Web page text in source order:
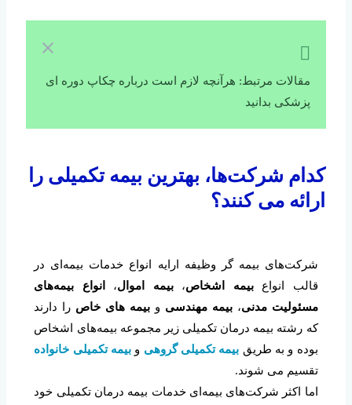
مقالات مرتبط: هرآنچه لازم است درباره چکاپ دوره ای
پزشکی بدانید
کدام شرکت‌ها، بهترین بیمه تکمیلی را
ارائه می کنند؟
شرکت‌های بیمه گر وظیفه ارایه انواع خدمات بیمه‌ای در
قالب انواعبیمه اشخاص،بیمه اموال،
انواع بیمه‌های
مسئولیت مدنی،بیمه مهندسی و بیمه های خاص را دارند
که رشته بیمه درمان تکمیلی زیر مجموعه بیمه‌های اشخاص
بوده و به طریق بیمه تکمیلی گروهی و بیمه تکمیلی خانواده
تقسیم می شوند.
اما اکثر شرکت‌های بیمه‌ای خدمات بیمه درمان تکمیلی خود